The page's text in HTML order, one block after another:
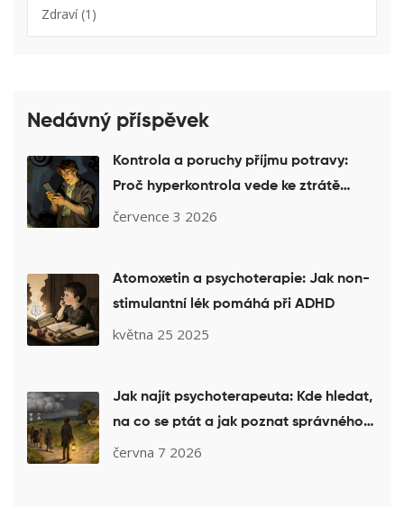
Zdraví(1)
Nedávný příspěvek
Kontrola a poruchy příjmu potravy:
Proč hyperkontrola vede ke ztrátě
kontroly
července 3 2026
Atomoxetin a psychoterapie: Jak non-
stimulantní lék pomáhá při ADHD
května 25 2025
Jak najít psychoterapeuta: Kde hledat,
na co se ptát a jak poznat správného
specialistu
června 7 2026